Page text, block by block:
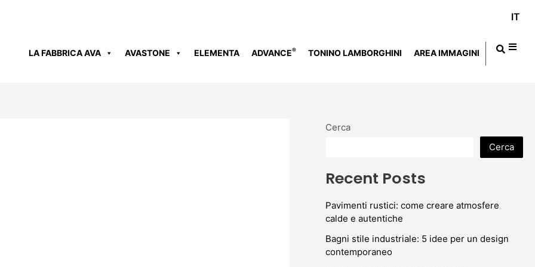
IT
LA FABBRICA AVA AVASTONE ELEMENTA ADVANCE® TONINO LAMBORGHINI AREA IMMAGINI
Cerca
Cerca
Recent Posts
Pavimenti rustici: come creare atmosfere
calde e autentiche
Bagni stile industriale: 5 idee per un design
contemporaneo